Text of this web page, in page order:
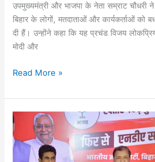
उपमुख्यमंत्री और भाजपा के नेता सम्राट चौधरी
बिहार के लोगों, मतदाताओं और कार्यकर्ताओं को
दी हैं। उन्होंने कहा कि यह प्रचंड विजय
मोदी और
Read More »
यह
जनादेश
‘डबल